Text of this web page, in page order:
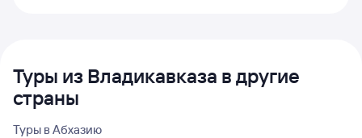
Туры из Владикавказа в другие
страны
Туры в Абхазию